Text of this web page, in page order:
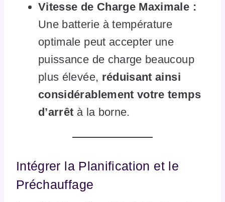
Vitesse de Charge Maximale :
Une batterie à température
optimale peut accepter une
puissance de charge beaucoup
plus élevée, réduisant ainsi
considérablement votre temps
d’arrêt à la borne.
Intégrer la Planification et le
Préchauffage